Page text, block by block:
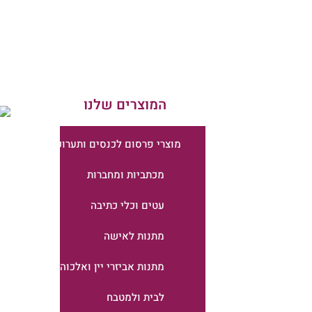
המוצרים שלנו
מוצרי פרסום לכנסים ותערוכות
מכתביות ומחברות
עטים וכלי כתיבה
מתנות לאישה
מתנות אביזרי יין ואלכוהול
לבית ולמטבח